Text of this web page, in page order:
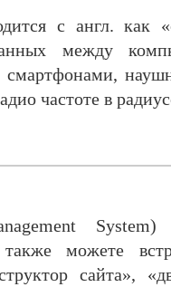
с англ. как
между
смартфонами,
частоте в
System)
можете
сайта»,